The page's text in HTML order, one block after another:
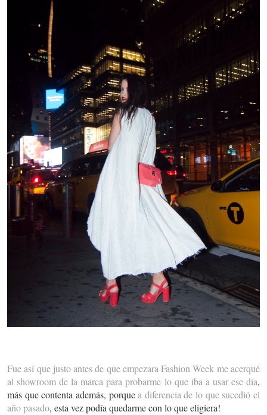
Fue así que justo antes de que empezara Fashion Week me acerqué
al showroom de la marca para probarme lo que iba a usar ese día,
más que contenta además, porquea diferencia de lo que sucedió el
año pasado, esta vez podía quedarme con lo que eligiera!